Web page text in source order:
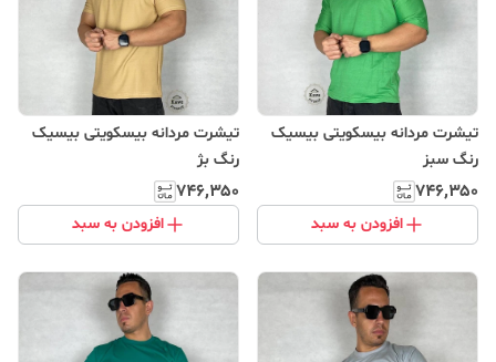
تیشرت مردانه بیسکویتی بیسیک
رنگ سبز
۷۴۶٬۳۵۰
افزودن به سبد
تیشرت مردانه بیسکویتی بیسیک
رنگ بژ
۷۴۶٬۳۵۰
افزودن به سبد